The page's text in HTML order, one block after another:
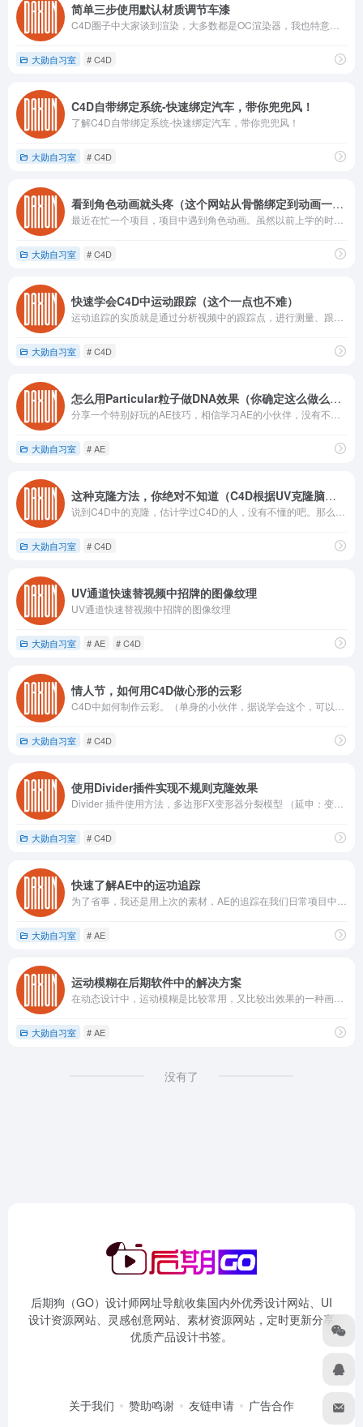
简单三步使用默认材质调节车漆
大勋自习室 # C4D
C4D自带绑定系统-快速绑定汽车，带你兜兜风！
了解C4D自带绑定系统-快速绑定汽车，带你兜兜风！
大勋自习室 # C4D
看到角色动画就头疼（这个网站从骨骼绑定到动画一键帮你解决）
大勋自习室 # C4D
快速学会C4D中运动跟踪（这个一点也不难）
大勋自习室 # C4D
怎么用Particular粒子做DNA效果（你确定这么做么？）
大勋自习室 # AE
这种克隆方法，你绝对不知道（C4D根据UV克隆脑洞大到爆炸）
大勋自习室 # C4D
UV通道快速替视频中招牌的图像纹理
UV通道快速替视频中招牌的图像纹理
大勋自习室 # AE # C4D
情人节，如何用C4D做心形的云彩
大勋自习室 # C4D
使用Divider插件实现不规则克隆效果
大勋自习室 # C4D
快速了解AE中的运功追踪
大勋自习室 # AE
运动模糊在后期软件中的解决方案
大勋自习室 # AE
没有了
后期狗（GO）设计师网址导航收集国内外优秀设计网站、UI
设计资源网站、灵感创意网站、素材资源网站，定时更新分享
优质产品设计书签。
关于我们 赞助鸣谢 友链申请 广告合作